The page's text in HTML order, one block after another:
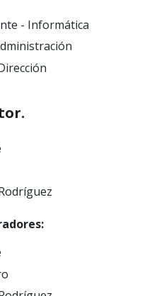
- Informática